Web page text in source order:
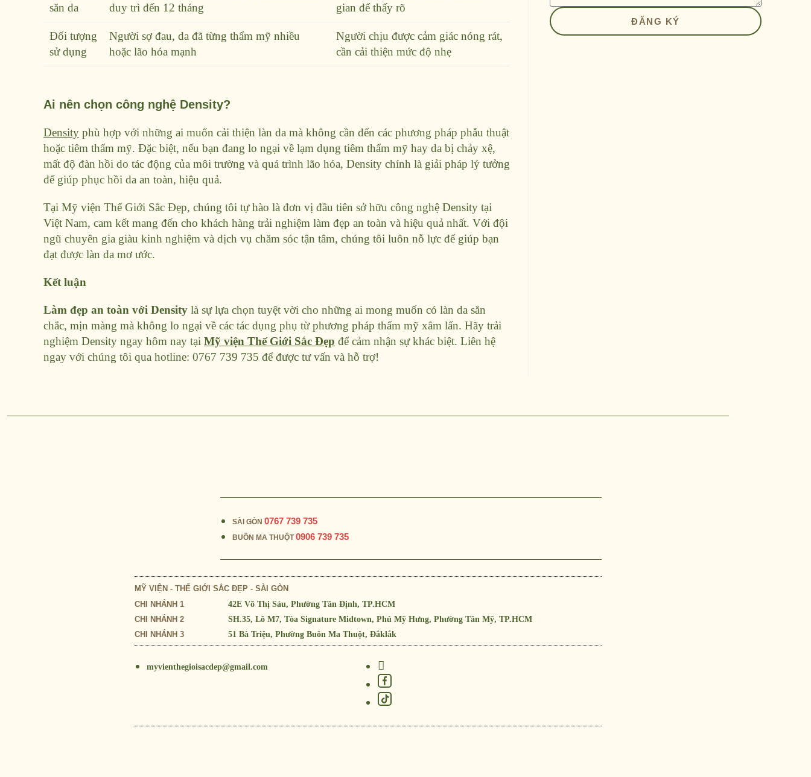
săn da
duy trì đến 12 tháng
gian để thấy rõ
Đối tượng
sử dụng
Người sợ đau, da đã từng thẩm mỹ nhiều
hoặc lão hóa mạnh
Người chịu được cảm giác nóng rát,
cần cải thiện mức độ nhẹ
Ai nên chọn công nghệ Density?
Density phù hợp với những ai muốn cải thiện làn da mà không cần đến các phương pháp phẫu thuật
hoặc tiêm thẩm mỹ. Đặc biệt, nếu bạn đang lo ngại về lạm dụng tiêm thẩm mỹ hay da bị chảy xệ,
mất độ đàn hồi do tác động của môi trường và quá trình lão hóa, Density chính là giải pháp lý tưởng
để giúp phục hồi da an toàn, hiệu quả.
Tại Mỹ viện Thế Giới Sắc Đẹp, chúng tôi tự hào là đơn vị đầu tiên sở hữu công nghệ Density tại
Việt Nam, cam kết mang đến cho khách hàng trải nghiệm làm đẹp an toàn và hiệu quả nhất. Với đội
ngũ chuyên gia giàu kinh nghiệm và dịch vụ chăm sóc tận tâm, chúng tôi luôn nỗ lực để giúp bạn
đạt được làn da mơ ước.
Kết luận
Làm đẹp an toàn với Density là sự lựa chọn tuyệt vời cho những ai mong muốn có làn da săn
chắc, mịn màng mà không lo ngại về các tác dụng phụ từ phương pháp thẩm mỹ xâm lấn. Hãy trải
nghiệm Density ngay hôm nay tại Mỹ viện Thế Giới Sắc Đẹp để cảm nhận sự khác biệt. Liên hệ
ngay với chúng tôi qua hotline: 0767 739 735 để được tư vấn và hỗ trợ!
ĐĂNG KÝ
SÀI GÒN 0767 739 735
BUÔN MA THUỘT0906 739 735
MỸ VIỆN - THẾ GIỚI SẮC ĐẸP - SÀI GÒN
CHI NHÁNH 1
42E Võ Thị Sáu, Phường Tân Định, TP.HCM
CHI NHÁNH 2
SH.35, Lô M7, Tòa Signature Midtown, Phú Mỹ Hưng, Phường Tân Mỹ, TP.HCM
CHI NHÁNH 3
51 Bà Triệu, Phường Buôn Ma Thuột, Đắklắk
myvienthegioisacdep@gmail.com